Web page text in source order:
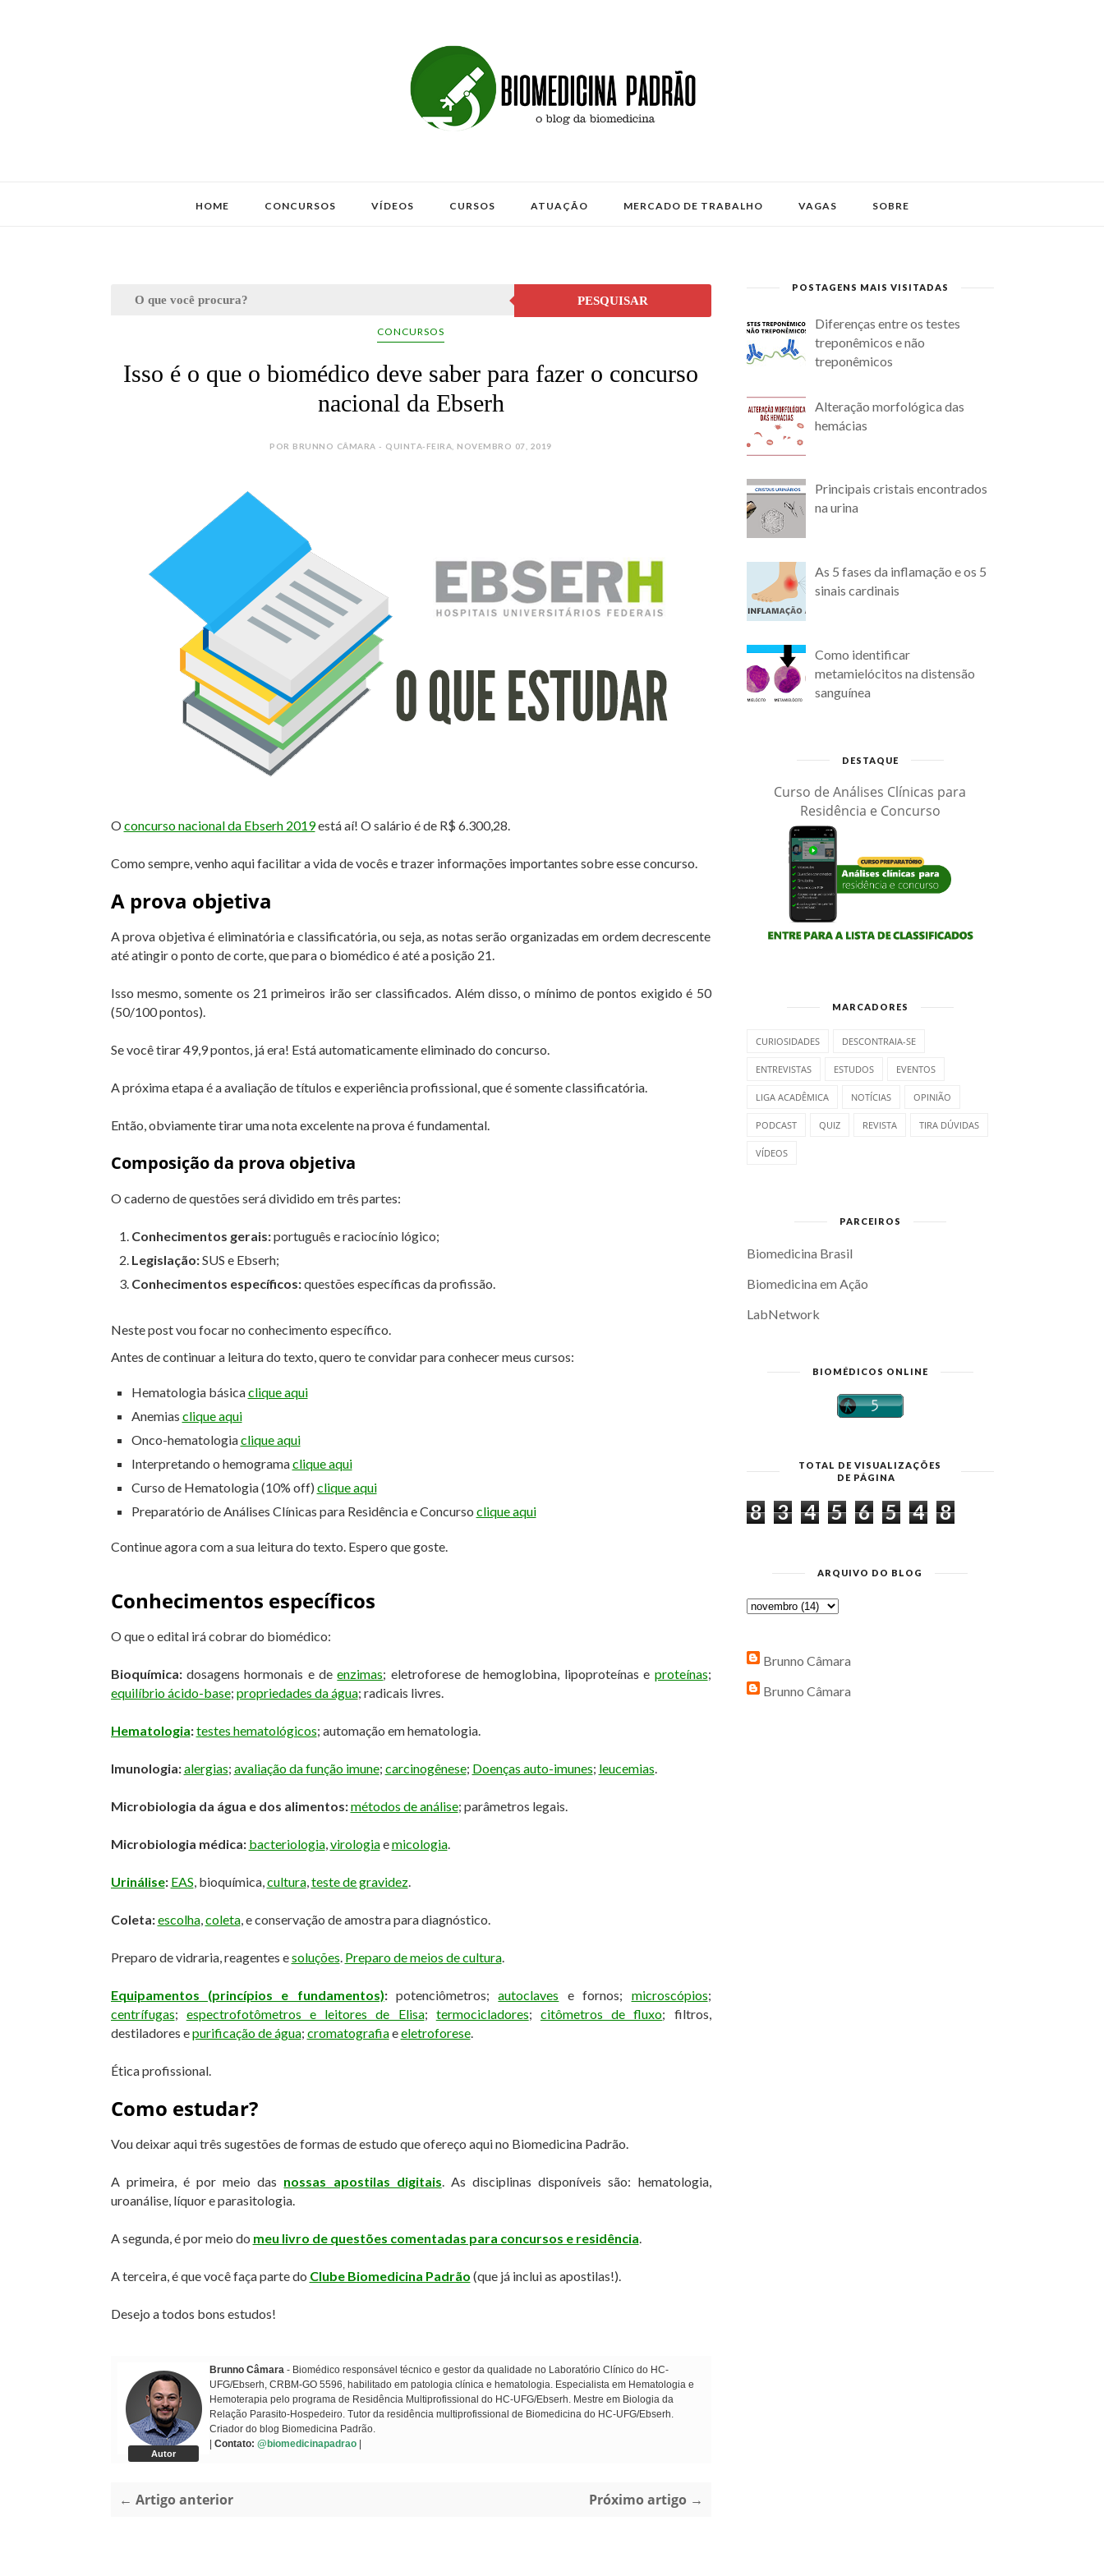
HOME CONCURSOS VÍDEOS CURSOS ATUAÇÃO MERCADO DE TRABALHO VAGAS SOBRE
PESQUISAR
CONCURSOS
Isso é o que o biomédico deve saber para fazer o concurso
nacional da Ebserh
POR BRUNNO CÂMARA - QUINTA-FEIRA, NOVEMBRO 07, 2019
O concurso nacional da Ebserh 2019está aí! O salário é de R$ 6.300,28.
Como sempre, venho aqui facilitar a vida de vocês e trazer informações importantes sobre esse concurso.
A prova objetiva
A prova objetiva é eliminatória e classificatória, ou seja, as notas serão organizadas em ordem decrescente
até atingir o ponto de corte, que para o biomédico é até a posição 21.
Isso mesmo, somente os 21 primeiros irão ser classificados. Além disso, o mínimo de pontos exigido é 50
(50/100 pontos).
Se você tirar 49,9 pontos, já era! Está automaticamente eliminado do concurso.
A próxima etapa é a avaliação de títulos e experiência profissional, que é somente classificatória.
Então, obviamente tirar uma nota excelente na prova é fundamental.
Composição da prova objetiva
O caderno de questões será dividido em três partes:
Conhecimentos gerais:português e raciocínio lógico;
Legislação:SUS e Ebserh;
Conhecimentos específicos:questões específicas da profissão.
Neste post vou focar no conhecimento específico.
Antes de continuar a leitura do texto, quero te convidar para conhecer meus cursos:
Hematologia básicaclique aqui
Anemias clique aqui
Onco-hematologiaclique aqui
Interpretando o hemogramaclique aqui
Curso de Hematologia (10% off) clique aqui
Preparatório de Análises Clínicas para Residência e Concurso clique aqui
Continue agora com a sua leitura do texto. Espero que goste.
Conhecimentos específicos
O que o edital irá cobrar do biomédico:
Bioquímica: dosagens hormonais e deenzimas; eletroforese de hemoglobina, lipoproteínas e proteínas;
equilíbrio ácido-base; propriedades da água; radicais livres.
Hematologia:testes hematológicos; automação em hematologia.
Imunologia:alergias; avaliação da função imune; carcinogênese; Doenças auto-imunes; leucemias.
Microbiologia da água e dos alimentos:métodos de análise; parâmetros legais.
Microbiologia médica: bacteriologia,virologiaemicologia.
Urinálise: EAS, bioquímica,cultura,teste de gravidez.
Coleta:escolha,coleta, e conservação de amostra para diagnóstico.
Preparo de vidraria, reagentes esoluções. Preparo de meios de cultura.
Equipamentos (princípios e fundamentos):potenciômetros;autoclaves e fornos; microscópios;
centrífugas; espectrofotômetros e leitores de Elisa; termocicladores; citômetros de fluxo; filtros,
destiladores epurificação de água; cromatografiaeeletroforese.
Ética profissional.
Como estudar?
Vou deixar aqui três sugestões de formas de estudo que ofereço aqui no Biomedicina Padrão.
A primeira, é por meio das nossas apostilas digitais. As disciplinas disponíveis são: hematologia,
uroanálise, líquor e parasitologia.
A segunda, é por meio do meu livro de questões comentadas para concursos e residência.
A terceira, é que você faça parte do Clube Biomedicina Padrão (que já inclui as apostilas!).
Desejo a todos bons estudos!
Autor
Brunno Câmara- Biomédico responsável técnico e gestor da qualidade no Laboratório Clínico do HC-
UFG/Ebserh, CRBM-GO 5596, habilitado em patologia clínica e hematologia. Especialista em Hematologia e
Hemoterapia pelo programa de Residência Multiprofissional do HC-UFG/Ebserh. Mestre em Biologia da
Relação Parasito-Hospedeiro. Tutor da residência multiprofissional de Biomedicina do HC-UFG/Ebserh.
Criador do blog Biomedicina Padrão.
Contato: @biomedicinapadrao
← Artigo anterior Próximo artigo →
POSTAGENS MAIS VISITADAS
Diferenças entre os testes
treponêmicos e não
treponêmicos
Alteração morfológica das
hemácias
Principais cristais encontrados
na urina
As 5 fases da inflamação e os 5
sinais cardinais
Como identificar
metamielócitos na distensão
sanguínea
DESTAQUE
Curso de Análises Clínicas para
Residência e Concurso
MARCADORES
CURIOSIDADES DESCONTRAIA-SE
ENTREVISTAS ESTUDOS EVENTOS
LIGA ACADÊMICA NOTÍCIAS OPINIÃO
PODCAST QUIZ REVISTA TIRA DÚVIDAS
VÍDEOS
PARCEIROS
Biomedicina Brasil
Biomedicina em Ação
LabNetwork
BIOMÉDICOS ONLINE
TOTAL DE VISUALIZAÇÕES
DE PÁGINA
8 3 4 5 6 5 4 8
ARQUIVO DO BLOG
Brunno Câmara
Brunno Câmara